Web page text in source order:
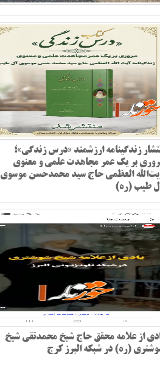
زندگینامه ارزشمند «درس زندگی»؛
بر یک عمر مجاهدت علمی و معنوی
العظمی حاج سید محمدحسن موسوی
طیب (ره)
از علامه محقق حاج شیخ محمدتقی شیخ
(ره) در شبکه البرز کرج